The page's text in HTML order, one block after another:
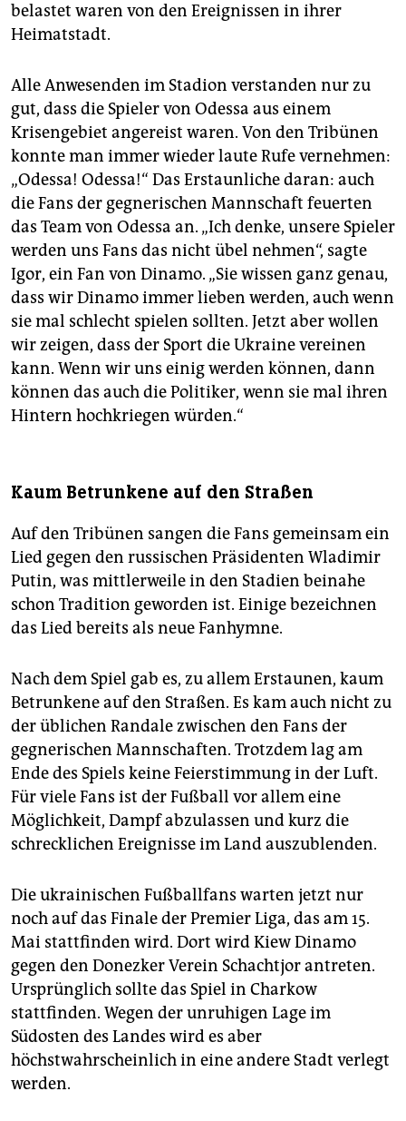
belastet waren von den Ereignissen in ihrer
Heimatstadt.
Alle Anwesenden im Stadion verstanden nur zu
gut, dass die Spieler von Odessa aus einem
Krisengebiet angereist waren. Von den Tribünen
konnte man immer wieder laute Rufe vernehmen:
„Odessa! Odessa!“ Das Erstaunliche daran: auch
die Fans der gegnerischen Mannschaft feuerten
das Team von Odessa an. „Ich denke, unsere Spieler
werden uns Fans das nicht übel nehmen“, sagte
Igor, ein Fan von Dinamo. „Sie wissen ganz genau,
dass wir Dinamo immer lieben werden, auch wenn
sie mal schlecht spielen sollten. Jetzt aber wollen
wir zeigen, dass der Sport die Ukraine vereinen
kann. Wenn wir uns einig werden können, dann
können das auch die Politiker, wenn sie mal ihren
Hintern hochkriegen würden.“
Kaum Betrunkene auf den Straßen
Auf den Tribünen sangen die Fans gemeinsam ein
Lied gegen den russischen Präsidenten Wladimir
Putin, was mittlerweile in den Stadien beinahe
schon Tradition geworden ist. Einige bezeichnen
das Lied bereits als neue Fanhymne.
Nach dem Spiel gab es, zu allem Erstaunen, kaum
Betrunkene auf den Straßen. Es kam auch nicht zu
der üblichen Randale zwischen den Fans der
gegnerischen Mannschaften. Trotzdem lag am
Ende des Spiels keine Feierstimmung in der Luft.
Für viele Fans ist der Fußball vor allem eine
Möglichkeit, Dampf abzulassen und kurz die
schrecklichen Ereignisse im Land auszublenden.
Die ukrainischen Fußballfans warten jetzt nur
noch auf das Finale der Premier Liga, das am 15.
Mai stattfinden wird. Dort wird Kiew Dinamo
gegen den Donezker Verein Schachtjor antreten.
Ursprünglich sollte das Spiel in Charkow
stattfinden. Wegen der unruhigen Lage im
Südosten des Landes wird es aber
höchstwahrscheinlich in eine andere Stadt verlegt
werden.